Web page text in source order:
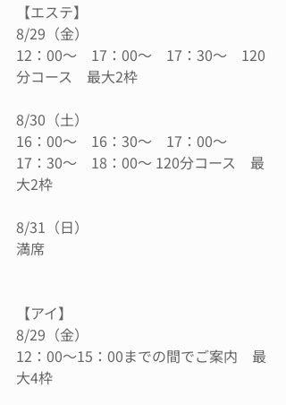
【エステ】
8/29（金）
12：00〜　17：00〜　17：30〜　120
分コース　最大2枠
8/30（土）
16：00〜　16：30〜　17：00〜
17：30〜　18：00〜 120分コース　最
大2枠
8/31（日）
満席
【アイ】
8/29（金）
12：00〜15：00までの間でご案内　最
大4枠